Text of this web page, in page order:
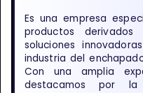
Es una empresa
productos
soluciones
industria del
Con una amplia
destacamos por la